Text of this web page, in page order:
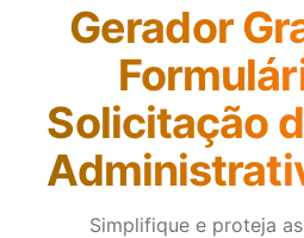
PREÇO
Gerador
Solicitação
Simplifique e proteja